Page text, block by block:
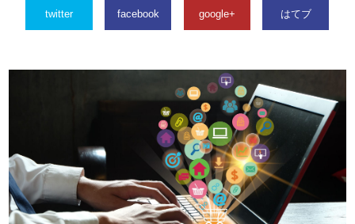
twitter facebook google+ はてブ